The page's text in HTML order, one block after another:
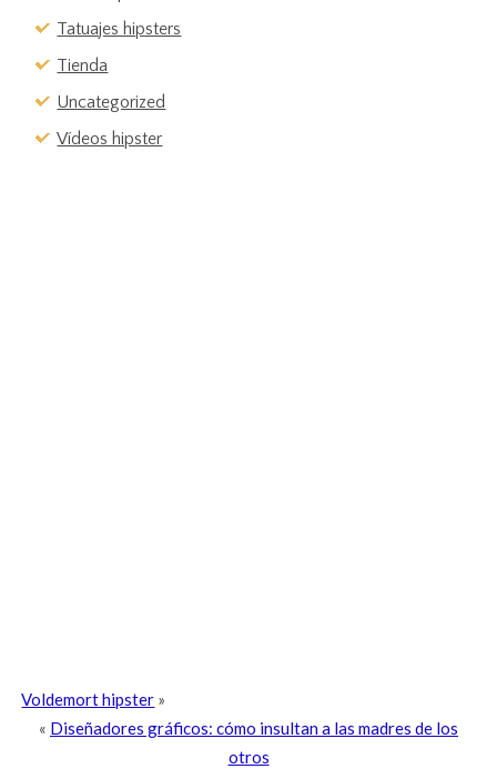
Tatuajes hipsters
Tienda
Uncategorized
Vídeos hipster
Voldemort hipster »
« Diseñadores gráficos: cómo insultan a las madres de los
otros